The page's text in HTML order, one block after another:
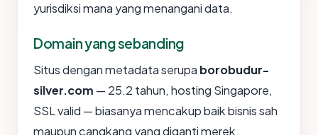
yurisdiksi mana yang menangani data.
Domain yang sebanding
Situs dengan metadata serupa borobudur-
silver.com — 25.2 tahun, hosting Singapore,
SSL valid — biasanya mencakup baik bisnis sah
maupun cangkang yang diganti merek.